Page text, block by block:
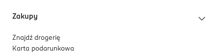
Zakupy
Znajdź drogerię
Karta podarunkowa